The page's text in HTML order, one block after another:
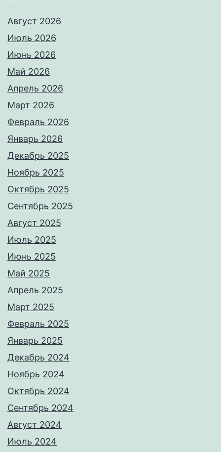
Август 2026
Июль 2026
Июнь 2026
Май 2026
Апрель 2026
Март 2026
Февраль 2026
Январь 2026
Декабрь 2025
Ноябрь 2025
Октябрь 2025
Сентябрь 2025
Август 2025
Июль 2025
Июнь 2025
Май 2025
Апрель 2025
Март 2025
Февраль 2025
Январь 2025
Декабрь 2024
Ноябрь 2024
Октябрь 2024
Сентябрь 2024
Август 2024
Июль 2024